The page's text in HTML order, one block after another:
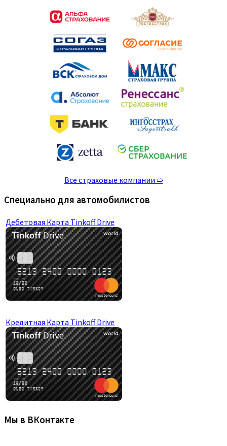
Все страховые компании ➯
Специально для автомобилистов
Дебетовая Карта Tinkoff Drive
Кредитная Карта Tinkoff Drive
Мы в ВКонтакте